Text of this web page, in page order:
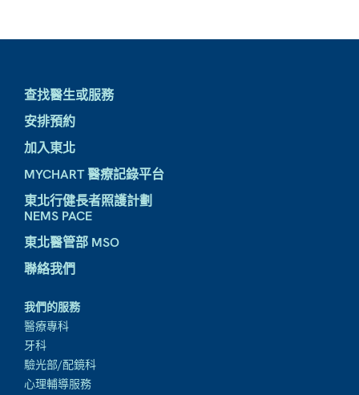
查找醫生或服務
安排預約
加入東北
MYCHART 醫療記錄平台
東北行健長者照護計劃
NEMS PACE
東北醫管部 MSO
聯絡我們
我們的服務
醫療專科
牙科
驗光部/配鏡科
心理輔導服務